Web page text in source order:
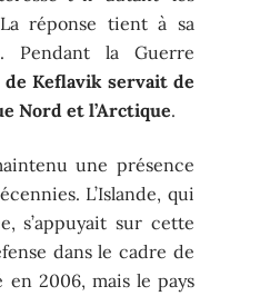
réponse tient à sa
Pendant la Guerre
Keflavik servait de
Nord et l’Arctique.
une présence
L’Islande, qui
s’appuyait sur cette
dans le cadre de
en 2006, mais le pays